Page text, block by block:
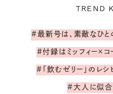
TREND
#最新号は、素敵なひと
#付録はミッフィー×コ
#「飲むゼリー」のレ
#大人に似合